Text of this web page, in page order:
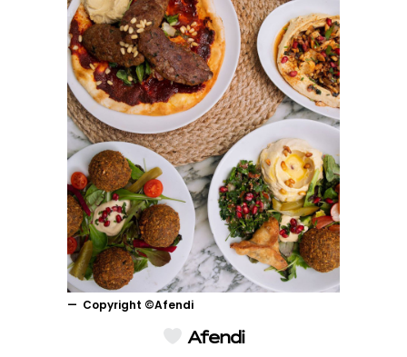
Copyright ©Afendi
Afendi